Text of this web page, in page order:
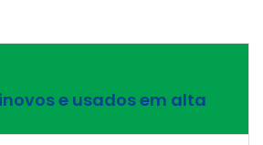
e usados em alta